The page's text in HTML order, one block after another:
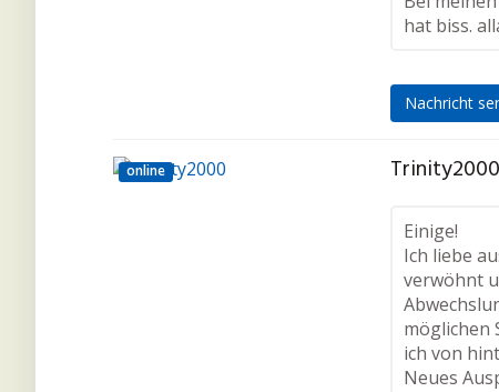
hat biss.
Nachricht
online
Einige!
Ich liebe
verwöhnt
möglichen
ich von
Neues